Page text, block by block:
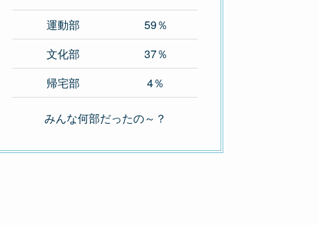
運動部
59％
文化部
37％
帰宅部
4％
みんな何部だったの～？